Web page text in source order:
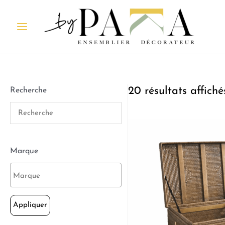
Recherche
Marque
Appliquer
20 résultats